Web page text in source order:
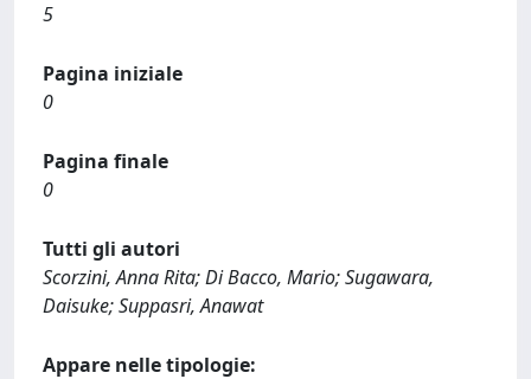
5
Pagina iniziale
0
Pagina finale
0
Tutti gli autori
Scorzini, Anna Rita; Di Bacco, Mario; Sugawara,
Daisuke; Suppasri, Anawat
Appare nelle tipologie: